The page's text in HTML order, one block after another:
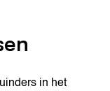
in het